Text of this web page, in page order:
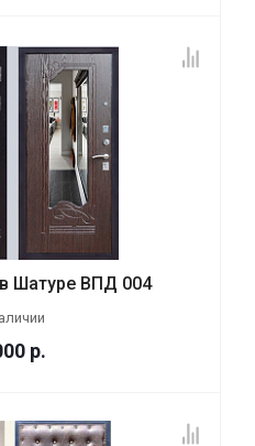
Шатуре ВПД 004
р.